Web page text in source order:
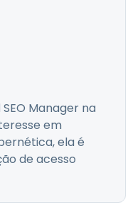
Manager na
em
ela é
de acesso